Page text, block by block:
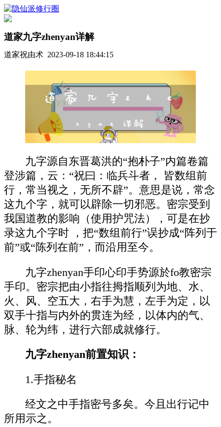
道家九字zhenyan详解
道家祝由术 2023-09-18 18:44:15
九字源自东晋葛洪的“抱朴子”内篇卷篇
登涉篇，云：“祝曰：临兵斗者， 皆数组前
行，常当视之，无所不辟”。意思是说，常念
这九个字，就可以辟除一切邪恶。密宗受到
我国道教的影响（使用护咒法），可是在抄
录这九个字时 ，把“数组前行”误抄成“阵列于
前”或“陈列在前”，而沿用至今。
九字zhenyan手印心印手势源於fo教密宗
手印。密宗把由小指往拇指顺列为地、水、
火、风、空五大，右手为慧，左手为定，以
双手十指与内外的贯连为经，以体内的气、
脉、轮为纬，进行六部成就修行。
九字zhenyan前置知识：
1.手指秘名
经文之中手指密号多矣。今且出行记中
所用示之。